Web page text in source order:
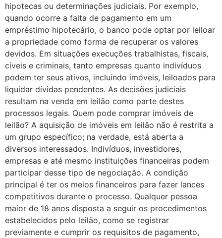
hipotecas ou determinações judiciais. Por exemplo,
quando ocorre a falta de pagamento em um
empréstimo hipotecário, o banco pode optar por leiloar
a propriedade como forma de recuperar os valores
devidos. Em situações execuções trabalhistas, fiscais,
cíveis e criminais, tanto empresas quanto indivíduos
podem ter seus ativos, incluindo imóveis, leiloados para
liquidar dívidas pendentes. As decisões judiciais
resultam na venda em leilão como parte destes
processos legais. Quem pode comprar imóveis de
leilão? A aquisição de imóveis em leilão não é restrita a
um grupo específico; na verdade, está aberta a
diversos interessados. Indivíduos, investidores,
empresas e até mesmo instituições financeiras podem
participar desse tipo de negociação. A condição
principal é ter os meios financeiros para fazer lances
competitivos durante o processo. Qualquer pessoa
maior de 18 anos disposta a seguir os procedimentos
estabelecidos pelo leilão, como se registrar
previamente e cumprir os requisitos de pagamento,